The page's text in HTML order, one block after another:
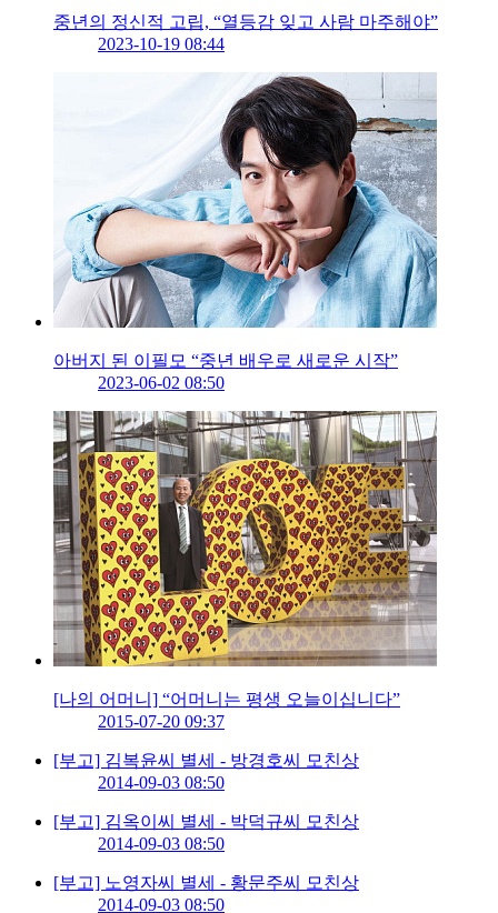
중년의 정신적 고립, “열등감 잊고 사람 마주해야”
2023-10-19 08:44
아버지 된 이필모 “중년 배우로 새로운 시작”
2023-06-02 08:50
[나의 어머니] “어머니는 평생 오늘이십니다”
2015-07-20 09:37
[부고] 김복윤씨 별세 - 방경호씨 모친상
2014-09-03 08:50
[부고] 김옥이씨 별세 - 박덕규씨 모친상
2014-09-03 08:50
[부고] 노영자씨 별세 - 황문주씨 모친상
2014-09-03 08:50